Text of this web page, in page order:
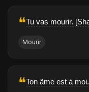
❝Tu vas mourir.
Mourir
❝Ton âme est à